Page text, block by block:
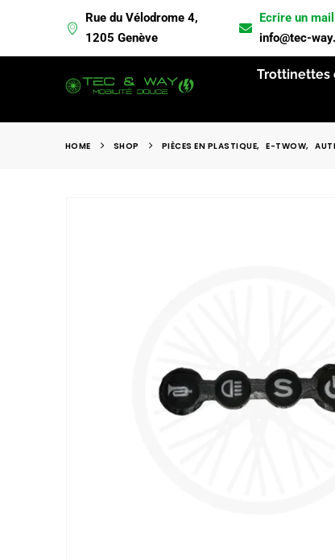
Rue du Vélodrome 4,
1205 Genève
Ecrire un mail
info@tec-
Trottinettes
HOME SHOP PIÈCES EN PLASTIQUE, E-TWOW,